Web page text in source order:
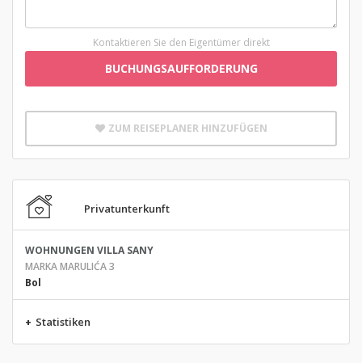
Kontaktieren Sie den Eigentümer direkt
BUCHUNGSAUFFORDERUNG
ZUM REISEPLANER HINZUFÜGEN
Privatunterkunft
WOHNUNGEN VILLA SANY
MARKA MARULIĆA 3
Bol
+ Statistiken